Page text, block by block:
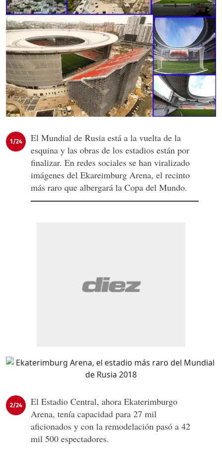
1/24
El Mundial de Rusia está a la vuelta de la
esquina y las obras de los estadios están por
finalizar. En redes sociales se han viralizado
imágenes del Ekareimburg Arena, el recinto
más raro que albergará la Copa del Mundo.
2/24
El Estadio Central, ahora Ekaterimburgo
Arena, tenía capacidad para 27 mil
aficionados y con la remodelación pasó a 42
mil 500 espectadores.